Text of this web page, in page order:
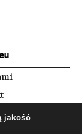
jakość